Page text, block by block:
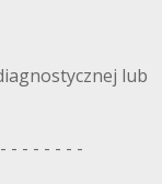
lub
- - - - - - -